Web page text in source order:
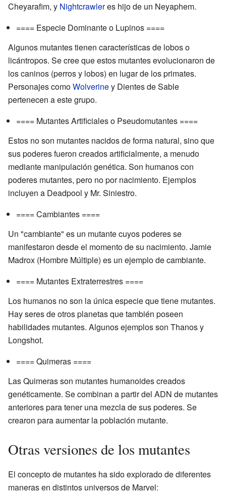
Cheyarafim, y Nightcrawleres hijo de un Neyaphem.
==== Especie Dominante o Lupinos ====
Algunos mutantes tienen características de lobos o
licántropos. Se cree que estos mutantes evolucionaron de
los caninos (perros y lobos) en lugar de los primates.
Personajes comoWolveriney Dientes de Sable
pertenecen a este grupo.
==== Mutantes Artificiales o Pseudomutantes ====
Estos no son mutantes nacidos de forma natural, sino que
sus poderes fueron creados artificialmente, a menudo
mediante manipulación genética. Son humanos con
poderes mutantes, pero no por nacimiento. Ejemplos
incluyen a Deadpool y Mr. Siniestro.
==== Cambiantes ====
Un "cambiante" es un mutante cuyos poderes se
manifestaron desde el momento de su nacimiento. Jamie
Madrox (Hombre Múltiple) es un ejemplo de cambiante.
==== Mutantes Extraterrestres ====
Los humanos no son la única especie que tiene mutantes.
Hay seres de otros planetas que también poseen
habilidades mutantes. Algunos ejemplos son Thanos y
Longshot.
==== Quimeras ====
Las Quimeras son mutantes humanoides creados
genéticamente. Se combinan a partir del ADN de mutantes
anteriores para tener una mezcla de sus poderes. Se
crearon para aumentar la población mutante.
Otras versiones de los mutantes
El concepto de mutantes ha sido explorado de diferentes
maneras en distintos universos de Marvel: